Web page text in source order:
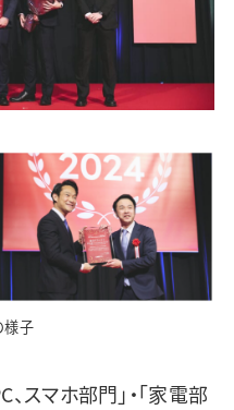
様子
スマホ部門」・「家電部